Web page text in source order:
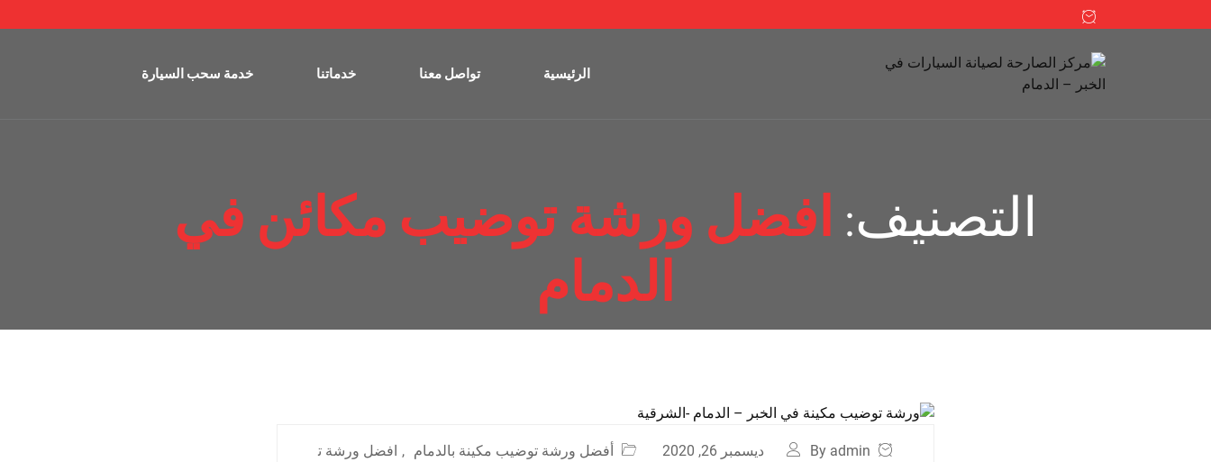
الرئيسية تواصل معنا خدماتنا خدمة سحب السيارة
التصنيف: افضل ورشة توضيب مكائن في
الدمام
By admin ديسمبر 26, 2020 أفضل ورشة توضيب مكينة بالدمام , افضل ورشة ت